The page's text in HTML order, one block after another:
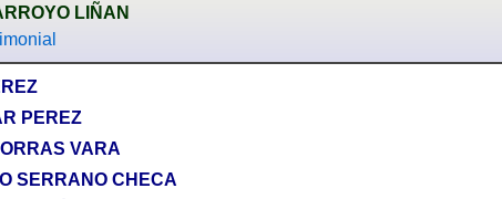
LIÑAN
PEREZ
VARA
SERRANO CHECA